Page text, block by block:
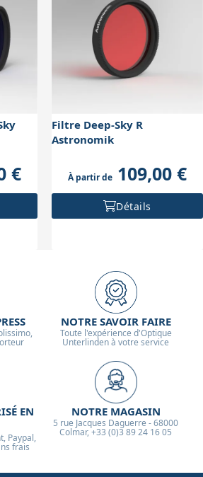
trains optiques souvent contraints
€
Filtre Deep-Sky R
Astronomik
À partir de 109,00 €
Détails
NOTRE SAVOIR FAIRE
Toute l'expérience d'Optique
Unterlinden à votre service
EN
Paypal,
frais
NOTRE MAGASIN
5 rue Jacques Daguerre - 68000
Colmar, +33 (0)3 89 24 16 05